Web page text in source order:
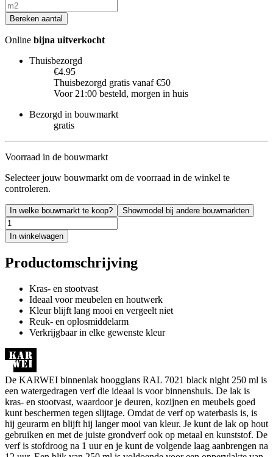
Bereken aantal
Online bijna uitverkocht
Thuisbezorgd
€4.95
Thuisbezorgd gratis vanaf €50
Voor 21:00 besteld, morgen in huis
Bezorgd in bouwmarkt
gratis
Voorraad in de bouwmarkt
Selecteer jouw bouwmarkt om de voorraad in de winkel te
controleren.
In welke bouwmarkt te koop? Showmodel bij andere bouwmarkten
In winkelwagen
Productomschrijving
Kras- en stootvast
Ideaal voor meubelen en houtwerk
Kleur blijft lang mooi en vergeelt niet
Reuk- en oplosmiddelarm
Verkrijgbaar in elke gewenste kleur
De KARWEI binnenlak hoogglans RAL 7021 black night 250 ml is
een watergedragen verf die ideaal is voor binnenshuis. De lak is
kras- en stootvast, waardoor je deuren, kozijnen en meubels goed
kunt beschermen tegen slijtage. Omdat de verf op waterbasis is, is
hij geurarm en blijft hij langer mooi van kleur. Je kunt de lak op hout
gebruiken en met de juiste grondverf ook op metaal en kunststof. De
verf is stofdroog na 1 uur en je kunt de volgende laag aanbrengen na